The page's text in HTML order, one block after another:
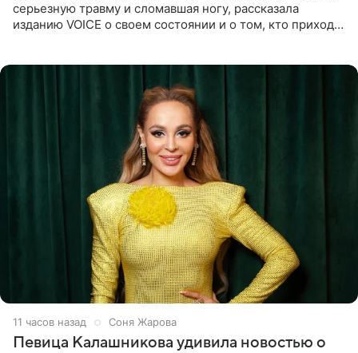
серьезную травму и сломавшая ногу, рассказала
изданию VOICE о своем состоянии и о том, кто приходит
11 часов назад Соня Жарова
Певица Калашникова удивила новостью о